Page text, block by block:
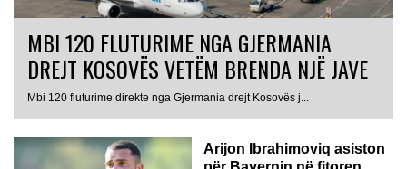
MBI 120 FLUTURIME NGA GJERMANIA
DREJT KOSOVËS VETËM BRENDA NJË JAVE
Mbi 120 fluturime direkte nga Gjermania drejt Kosovës j...
Arijon Ibrahimoviq asiston